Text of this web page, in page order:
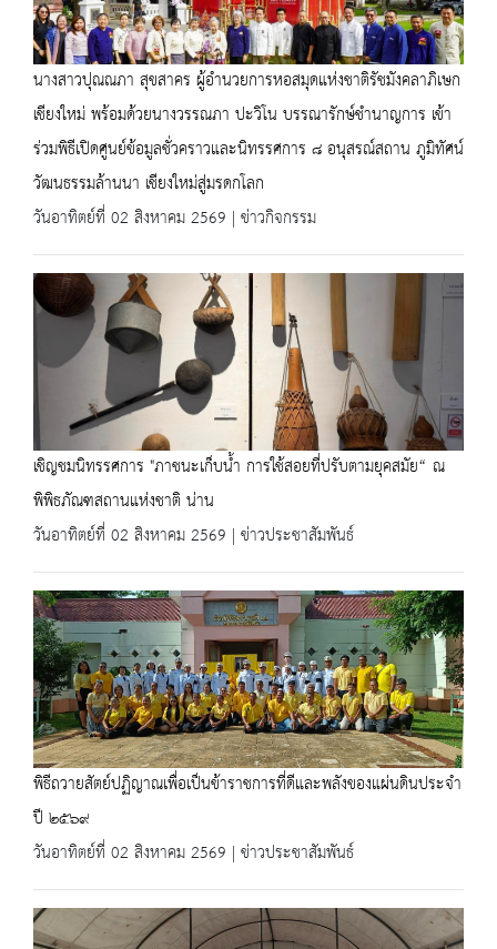
นางสาวปุณณภา สุขสาคร ผู้อำนวยการหอสมุดแห่งชาติรัชมังคลาภิเษก
เชียงใหม่ พร้อมด้วยนางวรรณภา ปะวิโน บรรณารักษ์ชำนาญการ เข้า
ร่วมพิธีเปิดศูนย์ข้อมูลชั่วคราวและนิทรรศการ ๘ อนุสรณ์สถาน ภูมิทัศน์
วัฒนธรรมล้านนา เชียงใหม่สู่มรดกโลก
วันอาทิตย์ที่ 02 สิงหาคม 2569 | ข่าวกิจกรรม
เชิญชมนิทรรศการ "ภาชนะเก็บน้ำ การใช้สอยที่ปรับตามยุคสมัย“ ณ
พิพิธภัณฑสถานแห่งชาติ น่าน
วันอาทิตย์ที่ 02 สิงหาคม 2569 | ข่าวประชาสัมพันธ์
พิธีถวายสัตย์ปฏิญาณเพื่อเป็นข้าราชการที่ดีและพลังของแผ่นดินประจำ
ปี ๒๕๖๙
วันอาทิตย์ที่ 02 สิงหาคม 2569 | ข่าวประชาสัมพันธ์